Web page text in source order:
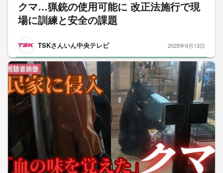
クマ…猟銃の使用可能に 改正法施行で現
場に訓練と安全の課題
TSKさんいん中央テレビ 2025年9月13日